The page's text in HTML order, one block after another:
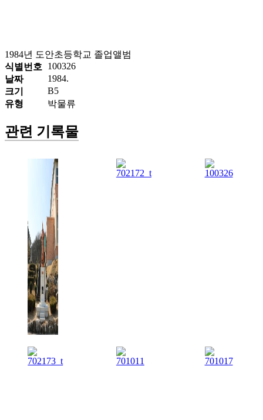
1984년 도안초등학교 졸업앨범
식별번호
100326
날짜
1984.
크기
B5
유형
박물류
관련 기록물